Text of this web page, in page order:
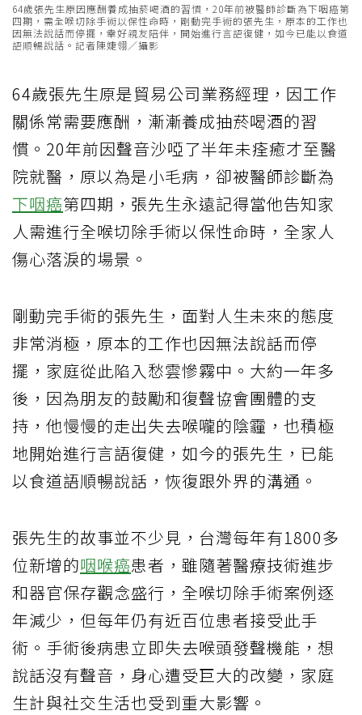
64歲張先生原因應酬養成抽菸喝酒的習慣，20年前被醫師診斷為下咽癌第
四期，需全喉切除手術以保性命時，剛動完手術的張先生，原本的工作也
因無法說話而停擺，幸好親友陪伴，開始進行言語復健，如今已能以食道
語順暢說話。記者陳婕翎／攝影
64歲張先生原是貿易公司業務經理，因工作
關係常需要應酬，漸漸養成抽菸喝酒的習
慣。20年前因聲音沙啞了半年未痊癒才至醫
院就醫，原以為是小毛病，卻被醫師診斷為
下咽癌第四期，張先生永遠記得當他告知家
人需進行全喉切除手術以保性命時，全家人
傷心落淚的場景。
剛動完手術的張先生，面對人生未來的態度
非常消極，原本的工作也因無法說話而停
擺，家庭從此陷入愁雲慘霧中。大約一年多
後，因為朋友的鼓勵和復聲協會團體的支
持，他慢慢的走出失去喉嚨的陰霾，也積極
地開始進行言語復健，如今的張先生，已能
以食道語順暢說話，恢復跟外界的溝通。
張先生的故事並不少見，台灣每年有1800多
位新增的咽喉癌患者，雖隨著醫療技術進步
和器官保存觀念盛行，全喉切除手術案例逐
年減少，但每年仍有近百位患者接受此手
術。手術後病患立即失去喉頭發聲機能，想
說話沒有聲音，身心遭受巨大的改變，家庭
生計與社交生活也受到重大影響。